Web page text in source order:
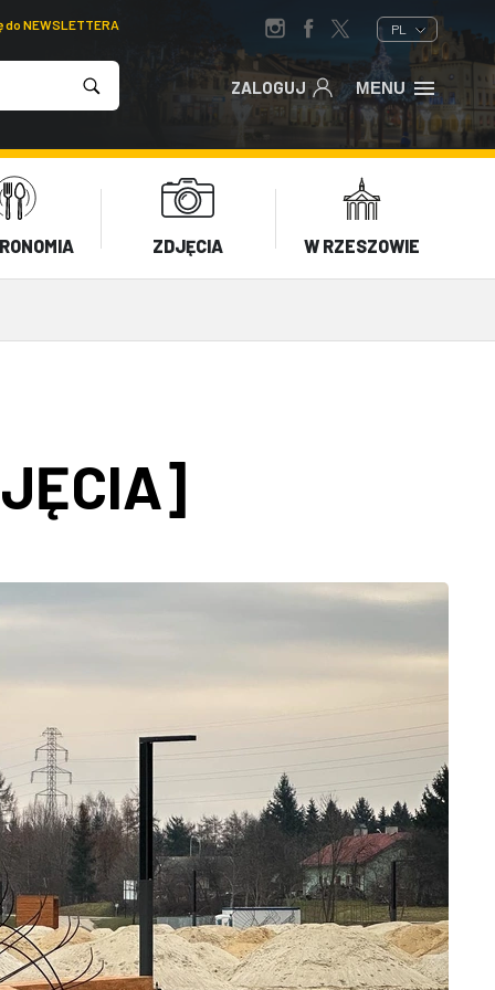
NEWSLETTERA PL
ZALOGUJ MENU
ZDJĘCIA W RZESZOWIE